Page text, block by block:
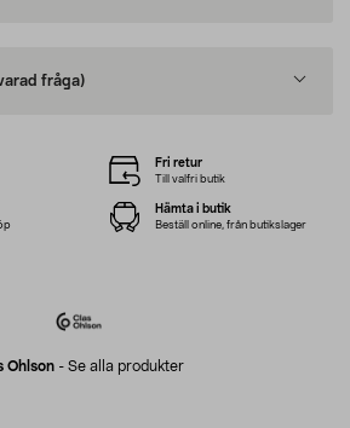
fråga)
Ohlson - Se alla produkter
Fri retur
Till valfri butik
Hämta i butik
Beställ online, från butikslager